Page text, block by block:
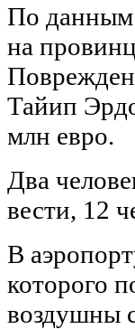
По данным
на
Тайип
млн евро.
Два
вести, 12
В
которого
воздушны